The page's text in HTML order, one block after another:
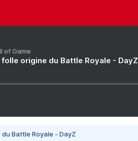
of Game
folle origine du Battle Royale - DayZ
Battle Royale - DayZ